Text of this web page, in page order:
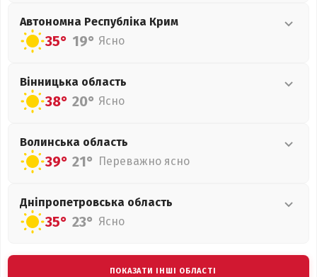
Автономна Республіка Крим
35° 19° Ясно
Вінницька область
38° 20° Ясно
Волинська область
39° 21° Переважно ясно
Дніпропетровська область
35° 23° Ясно
ПОКАЗАТИ ІНШІ ОБЛАСТІ